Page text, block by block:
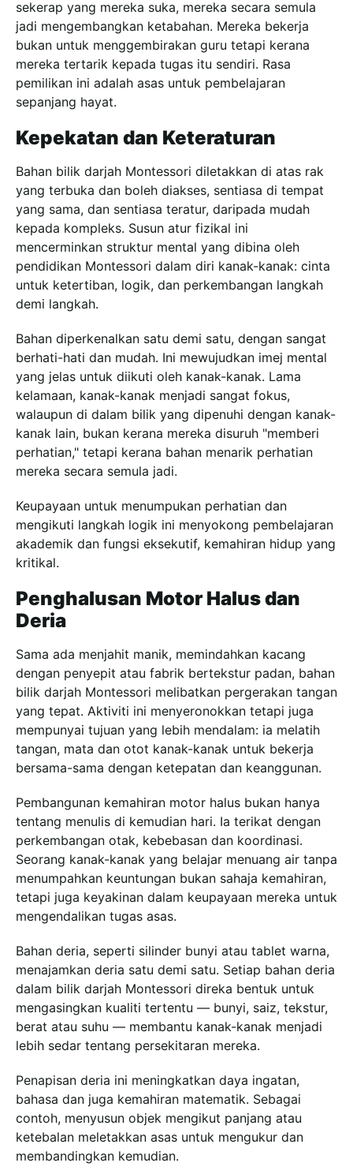
sekerap yang mereka suka, mereka secara semula
jadi mengembangkan ketabahan. Mereka bekerja
bukan untuk menggembirakan guru tetapi kerana
mereka tertarik kepada tugas itu sendiri. Rasa
pemilikan ini adalah asas untuk pembelajaran
sepanjang hayat.
Kepekatan dan Keteraturan
Bahan bilik darjah Montessori diletakkan di atas rak
yang terbuka dan boleh diakses, sentiasa di tempat
yang sama, dan sentiasa teratur, daripada mudah
kepada kompleks. Susun atur fizikal ini
mencerminkan struktur mental yang dibina oleh
pendidikan Montessori dalam diri kanak-kanak: cinta
untuk ketertiban, logik, dan perkembangan langkah
demi langkah.
Bahan diperkenalkan satu demi satu, dengan sangat
berhati-hati dan mudah. Ini mewujudkan imej mental
yang jelas untuk diikuti oleh kanak-kanak. Lama
kelamaan, kanak-kanak menjadi sangat fokus,
walaupun di dalam bilik yang dipenuhi dengan kanak-
kanak lain, bukan kerana mereka disuruh "memberi
perhatian," tetapi kerana bahan menarik perhatian
mereka secara semula jadi.
Keupayaan untuk menumpukan perhatian dan
mengikuti langkah logik ini menyokong pembelajaran
akademik dan fungsi eksekutif, kemahiran hidup yang
kritikal.
Penghalusan Motor Halus dan
Deria
Sama ada menjahit manik, memindahkan kacang
dengan penyepit atau fabrik bertekstur padan, bahan
bilik darjah Montessori melibatkan pergerakan tangan
yang tepat. Aktiviti ini menyeronokkan tetapi juga
mempunyai tujuan yang lebih mendalam: ia melatih
tangan, mata dan otot kanak-kanak untuk bekerja
bersama-sama dengan ketepatan dan keanggunan.
Pembangunan kemahiran motor halus bukan hanya
tentang menulis di kemudian hari. Ia terikat dengan
perkembangan otak, kebebasan dan koordinasi.
Seorang kanak-kanak yang belajar menuang air tanpa
menumpahkan keuntungan bukan sahaja kemahiran,
tetapi juga keyakinan dalam keupayaan mereka untuk
mengendalikan tugas asas.
Bahan deria, seperti silinder bunyi atau tablet warna,
menajamkan deria satu demi satu. Setiap bahan deria
dalam bilik darjah Montessori direka bentuk untuk
mengasingkan kualiti tertentu — bunyi, saiz, tekstur,
berat atau suhu — membantu kanak-kanak menjadi
lebih sedar tentang persekitaran mereka.
Penapisan deria ini meningkatkan daya ingatan,
bahasa dan juga kemahiran matematik. Sebagai
contoh, menyusun objek mengikut panjang atau
ketebalan meletakkan asas untuk mengukur dan
membandingkan kemudian.